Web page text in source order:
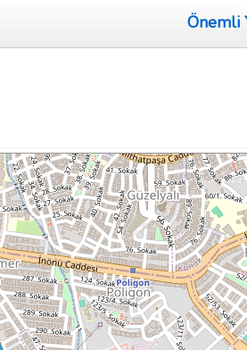
Önemli